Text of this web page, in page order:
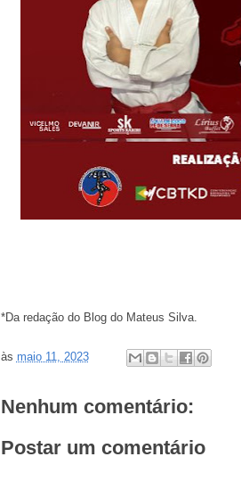
*Da redação do Blog do Mateus Silva.
às maio 11, 2023
Nenhum comentário:
Postar um comentário